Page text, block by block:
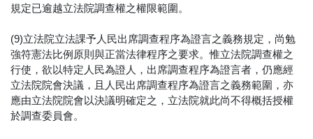
規定已逾越立法院調查權之權限範圍。
(9)立法院立法課予人民出席調查程序為證言之義務規定，尚勉
強符憲法比例原則與正當法律程序之要求。惟立法院調查權之
行使，欲以特定人民為證人，出席調查程序為證言者，仍應經
立法院院會決議，且人民出席調查程序為證言之義務範圍，亦
應由立法院院會以決議明確定之，立法院就此尚不得概括授權
於調查委員會。